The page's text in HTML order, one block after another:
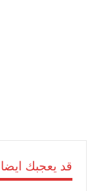
قد يعجبك ايضا